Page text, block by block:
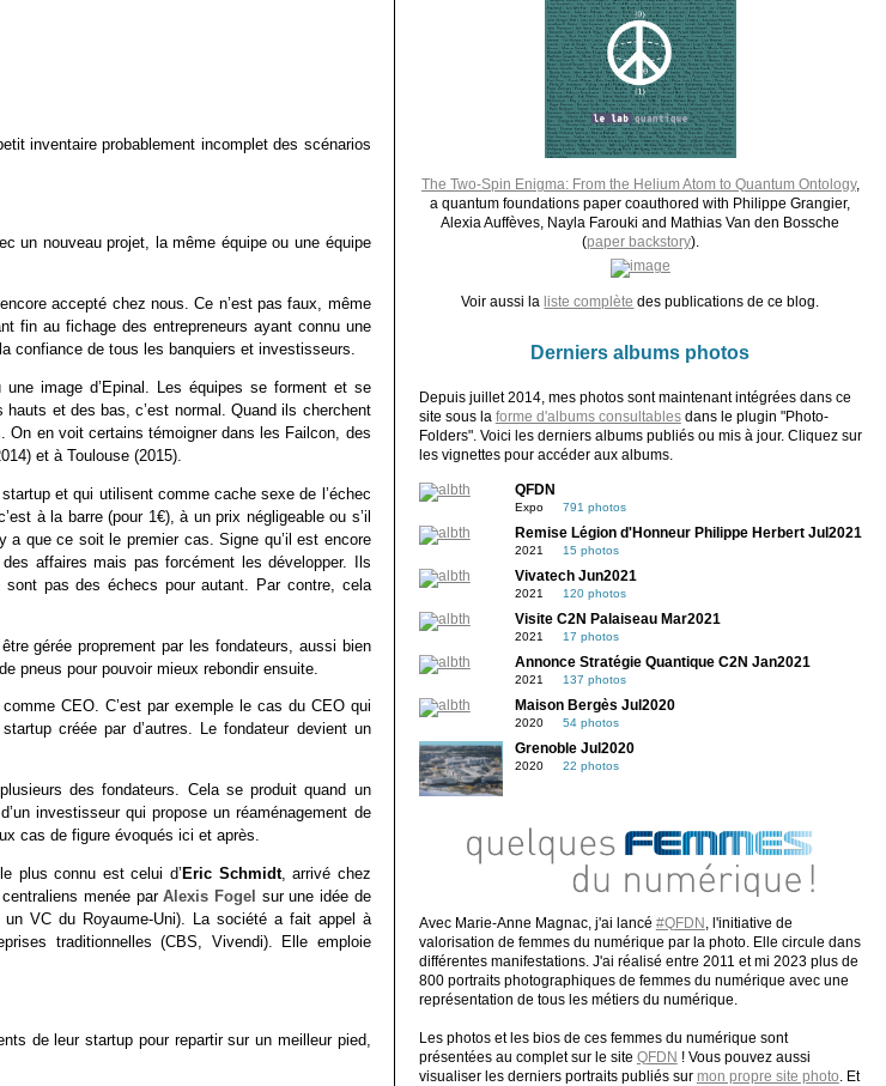
inventaire probablement incomplet des scénarios
un nouveau projet, la même équipe ou une équipe
accepté chez nous. Ce n’est pas faux, même
fin au fichage des entrepreneurs ayant connu une
confiance de tous les banquiers et investisseurs.
image d’Epinal. Les équipes se forment et se
et des bas, c’est normal. Quand ils cherchent
On en voit certains témoigner dans les Failcon, des
et à Toulouse (2015).
et qui utilisent comme cache sexe de l’échec
à la barre (pour 1€), à un prix négligeable ou s’il
a que ce soit le premier cas. Signe qu’il est encore
affaires mais pas forcément les développer. Ils
pas des échecs pour autant. Par contre, cela
gérée proprement par les fondateurs, aussi bien
pneus pour pouvoir mieux rebondir ensuite.
CEO. C’est par exemple le cas du CEO qui
créée par d’autres. Le fondateur devient un
des fondateurs. Cela se produit quand un
investisseur qui propose un réaménagement de
cas de figure évoqués ici et après.
plus connu est celui d’ Eric Schmidt, arrivé chez
menée parAlexis Fogel sur une idée de
VC du Royaume-Uni). La société a fait appel à
traditionnelles (CBS, Vivendi). Elle emploie
de leur startup pour repartir sur un meilleur pied,
The Two-Spin Enigma: From the Helium Atom to Quantum Ontology,
a quantum foundations paper coauthored with Philippe Grangier,
Alexia Auffèves, Nayla Farouki and Mathias Van den Bossche
(paper backstory).
Voir aussi la liste complète des publications de ce blog.
Derniers albums photos
Depuis juillet 2014, mes photos sont maintenant intégrées dans ce
site sous la forme d'albums consultablesdans le plugin "Photo-
Folders". Voici les derniers albums publiés ou mis à jour. Cliquez sur
les vignettes pour accéder aux albums.
QFDN
Expo 791 photos
Remise Légion d'Honneur Philippe Herbert Jul2021
2021 15 photos
Vivatech Jun2021
2021 120 photos
Visite C2N Palaiseau Mar2021
2021 17 photos
Annonce Stratégie Quantique C2N Jan2021
2021 137 photos
Maison Bergès Jul2020
2020 54 photos
Grenoble Jul2020
2020 22 photos
Avec Marie-Anne Magnac, j'ai lancé #QFDN
, l'initiative de
valorisation de femmes du numérique par la photo. Elle circule dans
différentes manifestations. J'ai réalisé entre 2011 et mi 2023 plus de
800 portraits photographiques de femmes du numérique avec une
représentation de tous les métiers du numérique.
Les photos et les bios de ces femmes du numérique sont
présentées au complet sur le site QFDN ! Vous pouvez aussi
visualiser les derniers portraits publiés sur mon propre site photo . Et